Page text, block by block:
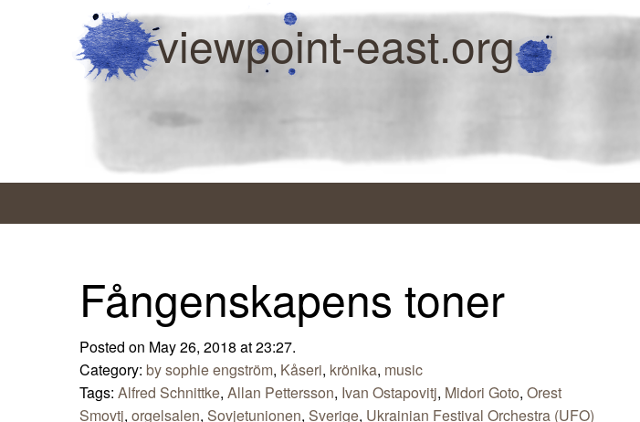
viewpoint-east.org
Fångenskapens toner
Posted on May 26, 2018 at 23:27.
Category: by sophie engström, Kåseri, krönika, music
Tags: Alfred Schnittke, Allan Pettersson, Ivan Ostapovitj, Midori Goto, Orest
Smovtj, orgelsalen, Sovjetunionen, Sverige, Ukrainian Festival Orchestra (UFO)